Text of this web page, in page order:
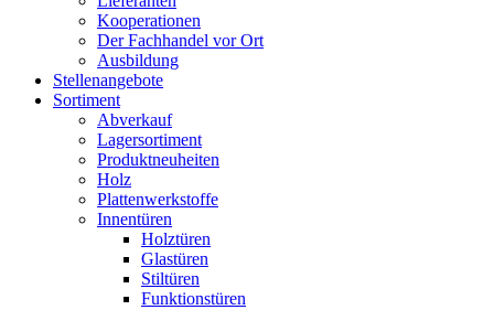
Kooperationen
Der Fachhandel vor Ort
Ausbildung
Stellenangebote
Sortiment
Abverkauf
Lagersortiment
Produktneuheiten
Holz
Plattenwerkstoffe
Innentüren
Holztüren
Glastüren
Stiltüren
Funktionstüren